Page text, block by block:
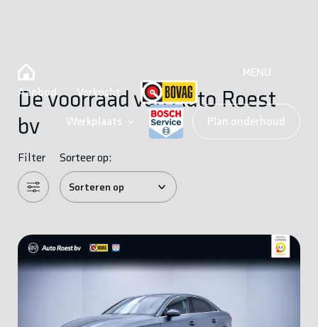
Aanbod Verkocht
Werkplaats Plan onderhoud
MENU
De voorraad van Auto Roest
bv
Filter Sorteer op: